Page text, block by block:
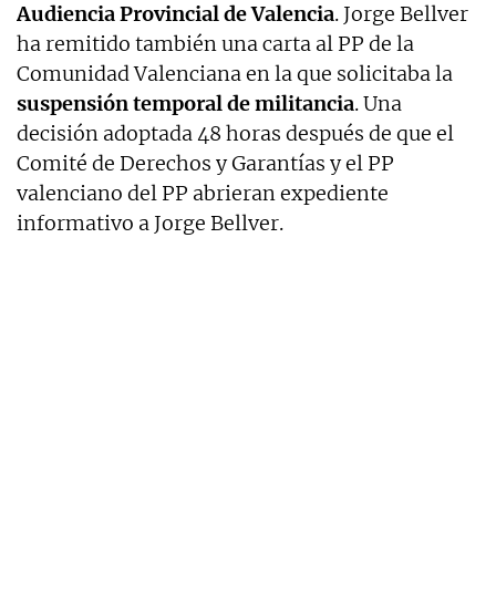
Audiencia Provincial de Valencia. Jorge Bellver
ha remitido también una carta al PP de la
Comunidad Valenciana en la que solicitaba la
suspensión temporal de militancia. Una
decisión adoptada 48 horas después de que el
Comité de Derechos y Garantías y el PP
valenciano del PP abrieran expediente
informativo a Jorge Bellver.